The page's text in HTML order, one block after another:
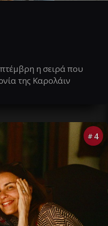
η σειρά που
της Καρολάιν
# 4